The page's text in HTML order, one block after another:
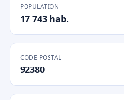
POPULATION
17 743 hab.
CODE POSTAL
92380